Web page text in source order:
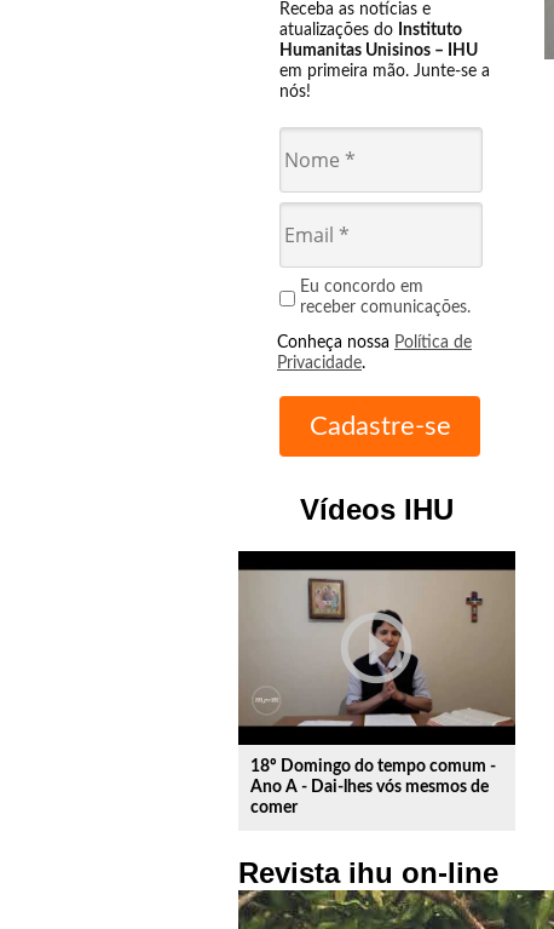
Receba as notícias e
atualizações do Instituto
Humanitas Unisinos – IHU
em primeira mão. Junte-se a
nós!
Eu concordo em
receber comunicações.
Conheça nossa Política de
Privacidade.
Vídeos IHU
play_circle_outline
18º Domingo do tempo comum -
Ano A - Dai-lhes vós mesmos de
comer
Revista ihu on-line